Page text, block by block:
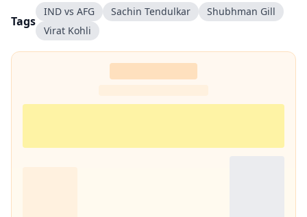
शौकीन ऋतुराज खेल को सिर्फ कवर नहीं करते, बल्कि उसकी बारीकियों को जीते हैं.
Tags
IND vs AFG Sachin Tendulkar
Shubhman Gill
Virat Kohli